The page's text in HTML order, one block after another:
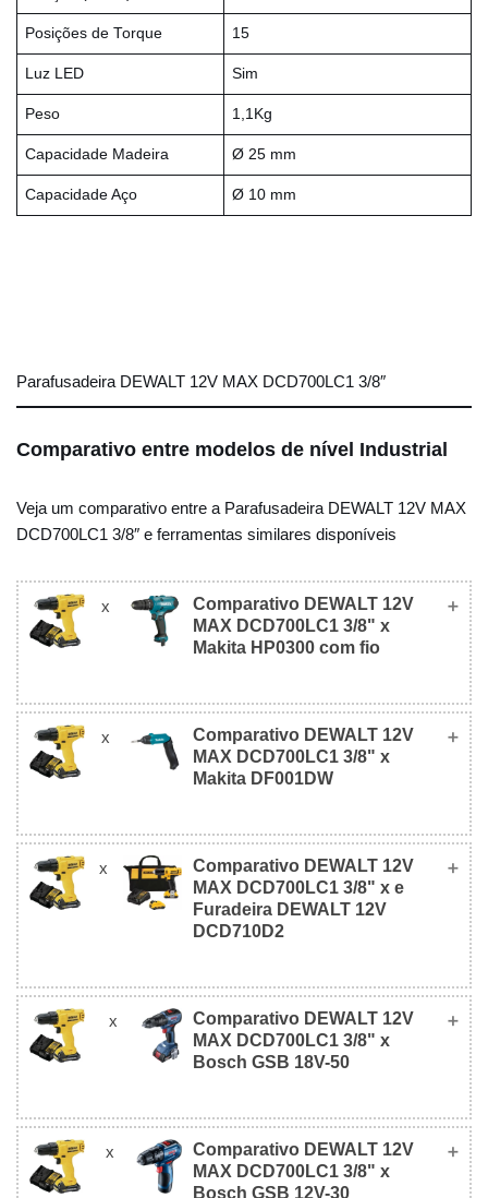
Posições de Torque 15
Luz LED Sim
Peso 1,1Kg
Capacidade Madeira Ø 25 mm
Capacidade Aço Ø 10 mm
Parafusadeira DEWALT 12V MAX DCD700LC1 3/8″
Comparativo entre modelos de nível Industrial
Veja um comparativo entre a Parafusadeira DEWALT 12V MAX
DCD700LC1 3/8″ e ferramentas similares disponíveis
x
Comparativo DEWALT 12V
MAX DCD700LC1 3/8" x
Makita HP0300 com fio
DEWALT 12V MAX
DCD700LC1 3/8"
Makita
Foto
Valor
R$
x
Comparativo DEWALT 12V
MAX DCD700LC1 3/8" x
Makita DF001DW
DEWALT 12V MAX
DCD700LC1 3/8"
Makita
DF001DW
Foto
Valor
R$ 654,50
(Bivolt)
479,59
x
Comparativo DEWALT 12V
MAX DCD700LC1 3/8" x e
Furadeira DEWALT 12V
DCD710D2
DEWALT 12V MAX
DCD700LC1 3/8"
e Furadeira
Foto
x
Comparativo DEWALT 12V
MAX DCD700LC1 3/8" x
Bosch GSB 18V-50
DEWALT 12V MAX
DCD700LC1 3/8"
Bosch GSB
x
Comparativo DEWALT 12V
MAX DCD700LC1 3/8" x
Bosch GSB 12V-30